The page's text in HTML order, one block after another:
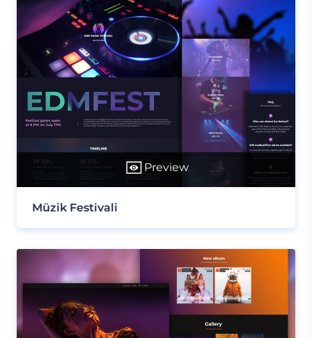
Preview
Müzik Festivali